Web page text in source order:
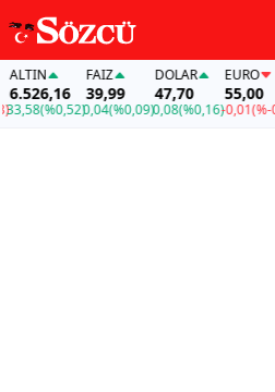
(%0,52)
FAİZ
39,99
0,04(%0,09)
DOLAR
47,70
0,08(%0,16)
EURO
55,00
-0,01(%-